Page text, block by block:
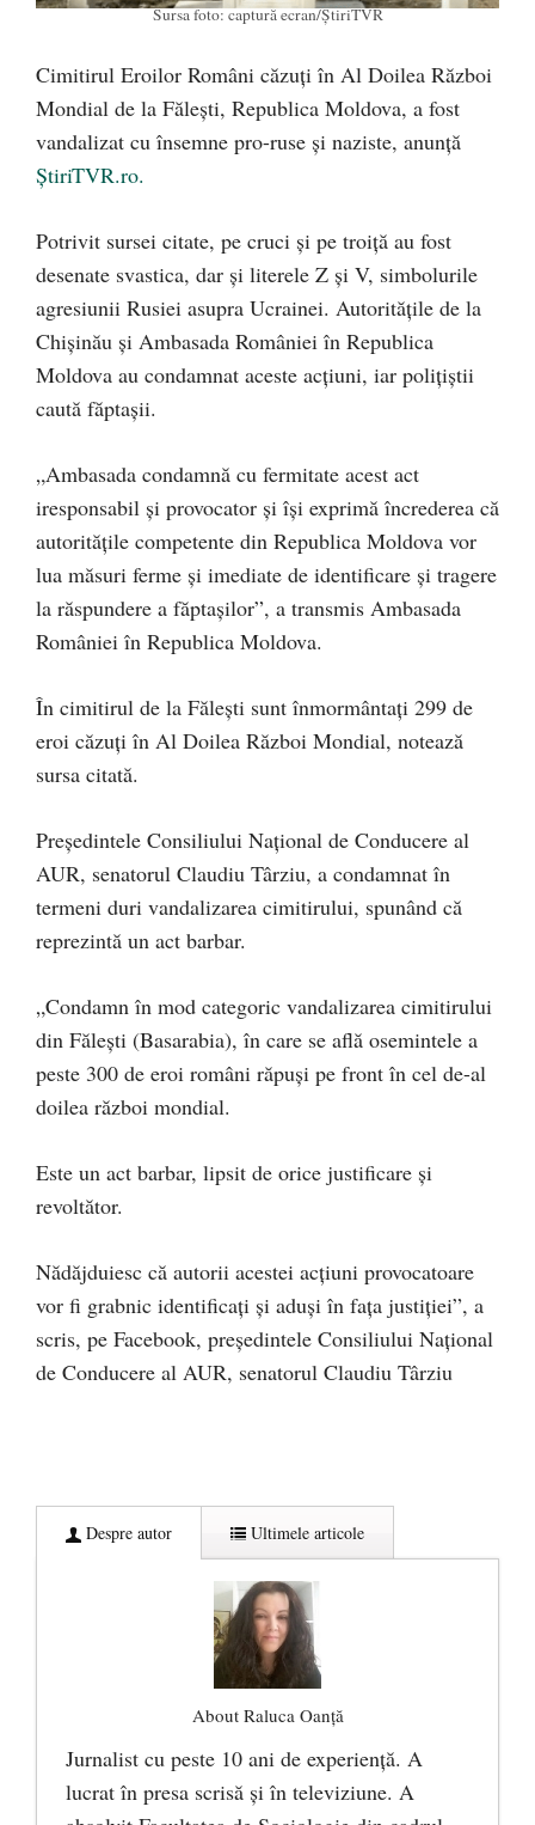
Sursa foto: captură ecran/ȘtiriTVR
Cimitirul Eroilor Români căzuți în Al Doilea Război
Mondial de la Fălești, Republica Moldova, a fost
vandalizat cu însemne pro-ruse și naziste, anunță
ȘtiriTVR.ro.
Potrivit sursei citate, pe cruci și pe troiță au fost
desenate svastica, dar și literele Z și V, simbolurile
agresiunii Rusiei asupra Ucrainei. Autoritățile de la
Chișinău și Ambasada României în Republica
Moldova au condamnat aceste acţiuni, iar polițiștii
caută făptașii.
„Ambasada condamnă cu fermitate acest act
iresponsabil și provocator și își exprimă încrederea că
autoritățile competente din Republica Moldova vor
lua măsuri ferme și imediate de identificare și tragere
la răspundere a făptașilor”, a transmis Ambasada
României în Republica Moldova.
În cimitirul de la Fălești sunt înmormântați 299 de
eroi căzuți în Al Doilea Război Mondial, notează
sursa citată.
Președintele Consiliului Național de Conducere al
AUR, senatorul Claudiu Târziu, a condamnat în
termeni duri vandalizarea cimitirului, spunând că
reprezintă un act barbar.
„Condamn în mod categoric vandalizarea cimitirului
din Fălești (Basarabia), în care se află osemintele a
peste 300 de eroi români răpuși pe front în cel de-al
doilea război mondial.
Este un act barbar, lipsit de orice justificare și
revoltător.
Nădăjduiesc că autorii acestei acțiuni provocatoare
vor fi grabnic identificați și aduși în fața justiției”, a
scris, pe Facebook, președintele Consiliului Național
de Conducere al AUR, senatorul Claudiu Târziu
Despre autor Ultimele articole
About Raluca Oanță
Jurnalist cu peste 10 ani de experiență. A
lucrat în presa scrisă și în televiziune. A